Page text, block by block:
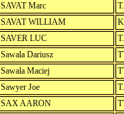
SAVAT Marc
SAVAT WILLIAM
SAVER LUC
Sawala Dariusz
Sawala Maciej
Sawyer Joe
SAX AARON